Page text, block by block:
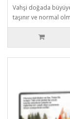
Vahşi doğada
taşınır ve normal